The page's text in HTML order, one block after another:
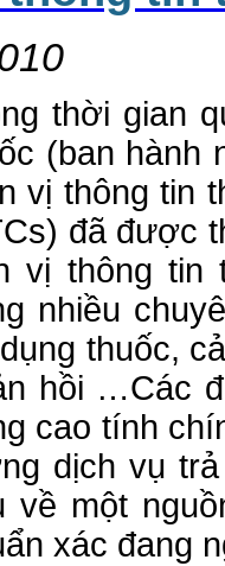
thời gian
(ban hành
vị thông tin
đã được
vị thông tin
nhiều
thuốc,
hồi …Các
cao tính
dịch vụ
về một
xác đang